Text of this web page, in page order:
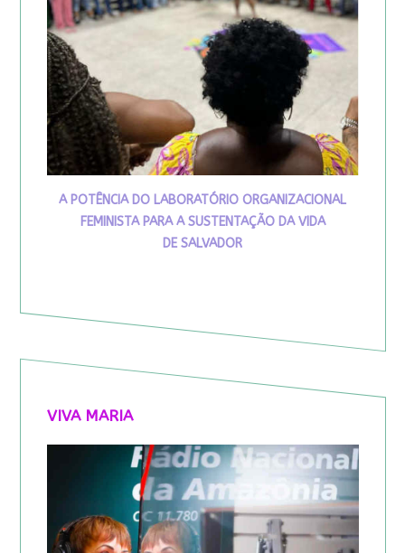
A POTÊNCIA DO LABORATÓRIO ORGANIZACIONAL
FEMINISTA PARA A SUSTENTAÇÃO DA VIDA
DE SALVADOR
VIVA MARIA